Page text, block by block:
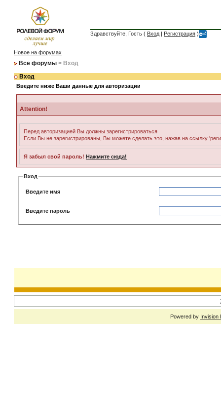
Здравствуйте, Гость ( Вход | Регистрация )
Новое на форумах
Все форумы > Вход
Вход
Введите ниже Ваши данные для авторизации
Attention!
Перед авторизацией Вы должны зарегистрироваться
Если Вы не зарегистрированы, Вы можете сделать это, нажав на ссылку
Я забыл свой пароль! Нажмите сюда!
Вход
Введите имя
Введите пароль
Powered by Invision